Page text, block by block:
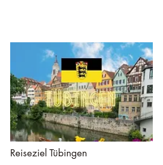
Reiseziel Tübingen